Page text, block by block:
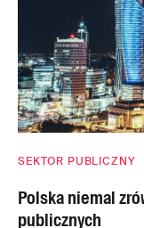
SEKTOR PUBLICZNY
Polska niemal
publicznych